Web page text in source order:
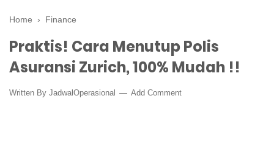
Home › Finance
Praktis! Cara Menutup Polis
Asuransi Zurich, 100% Mudah !!
Written By JadwalOperasional Add Comment